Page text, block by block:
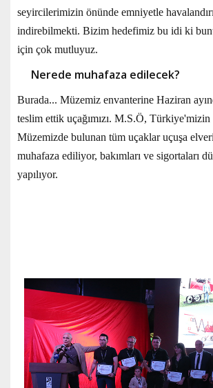
seyircilerimizin önünde emniyetle
indirebilmekti. Bizim hedefimiz bu idi ki
için çok mutluyuz.
Nerede muhafaza edilecek?
Burada... Müzemiz envanterine Haziran
teslim ettik uçağımızı. M.S.Ö,
Müzemizde bulunan tüm uçaklar uçuşa
muhafaza ediliyor, bakımları ve sigortaları
yapılıyor.